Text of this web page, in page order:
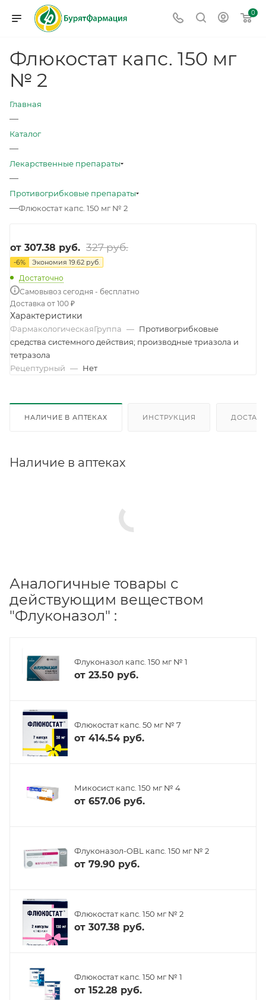
0
Флюкостат капс. 150 мг
№ 2
Главная
—
Каталог
—
Лекарственные препараты
—
Противогрибковые препараты
—Флюкостат капс. 150 мг № 2
от 307.38 руб. 327 руб.
-6% Экономия 19.62 руб.
Достаточно
Самовывоз сегодня - бесплатно
Доставка от 100 ₽
Характеристики
ФармакологическаяГруппа — Противогрибковые
средства системного действия; производные триазола и
тетразола
Рецептурный — Нет
НАЛИЧИЕ В АПТЕКАХ ИНСТРУКЦИЯ
Наличие в аптеках
Аналогичные товары с
действующим веществом
"Флуконазол" :
Флуконазол капс. 150 мг № 1
от 23.50 руб.
Флюкостат капс. 50 мг № 7
от 414.54 руб.
Микосист капс. 150 мг № 4
от 657.06 руб.
Флуконазол-OBL капс. 150 мг № 2
от 79.90 руб.
Флюкостат капс. 150 мг № 2
от 307.38 руб.
Флюкостат капс. 150 мг № 1
от 152.28 руб.